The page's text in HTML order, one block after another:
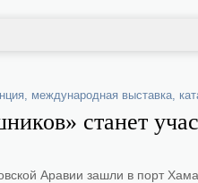
, международная выставка,
станет
Аравии зашли в порт